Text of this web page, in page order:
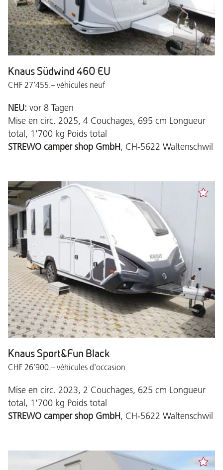
Knaus Südwind 460 EU
CHF 27'455.– véhicules neuf
NEU: vor 8 Tagen
Mise en circ. 2025, 4 Couchages, 695 cm Longueur
total, 1'700 kg Poids total
STREWO camper shop GmbH, CH-5622 Waltenschwil
Knaus Sport&Fun Black
CHF 26'900.– véhicules d'occasion
Mise en circ. 2023, 2 Couchages, 625 cm Longueur
total, 1'700 kg Poids total
STREWO camper shop GmbH, CH-5622 Waltenschwil